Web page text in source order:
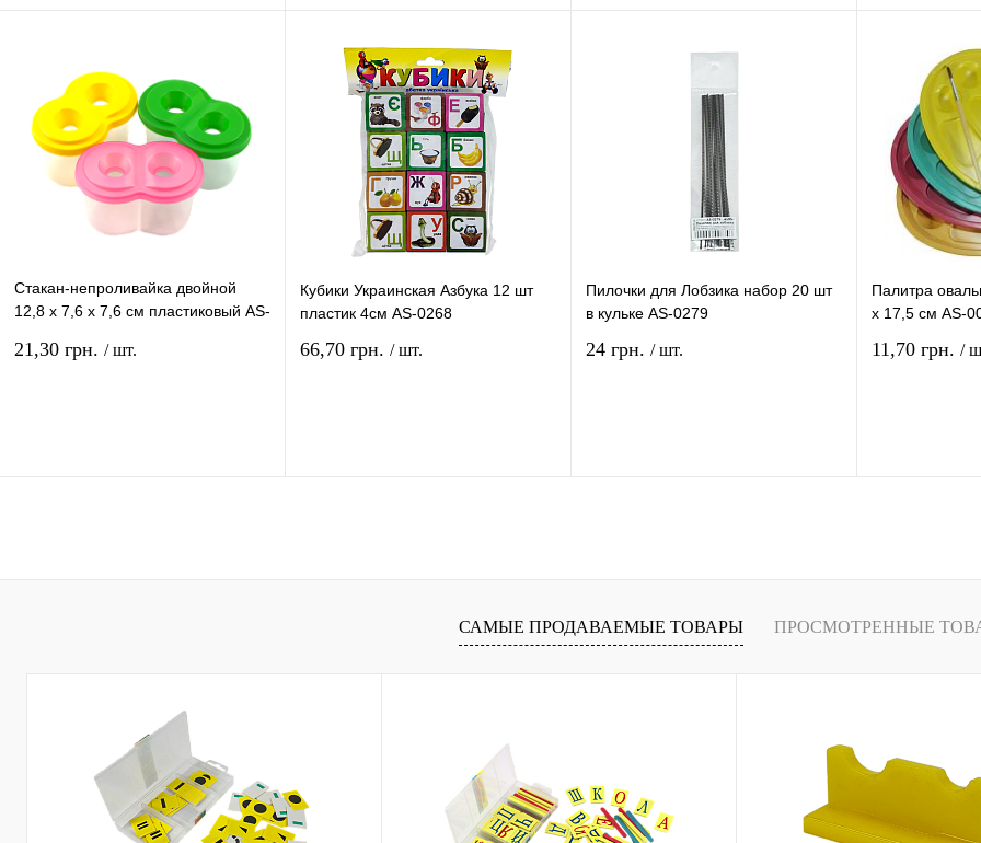
В избранное
наличии
В избранное
наличии
наличии
В избранное
Стакан-непроливайка двойной
12,8 х 7,6 х 7,6 см пластиковый AS-
21,30 грн. / шт.
Кубики Украинская Азбука 12 шт
пластик 4см AS-0268
66,70 грн. / шт.
Пилочки для Лобзика набор 20 шт
в кульке AS-0279
24 грн. / шт.
Палитра
х 17,5 см AS-
11,70 грн. /
САМЫЕ ПРОДАВАЕМЫЕ ТОВАРЫ ПРОСМОТРЕННЫЕ